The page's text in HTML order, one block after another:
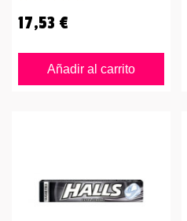
17,53 €
Añadir al carrito